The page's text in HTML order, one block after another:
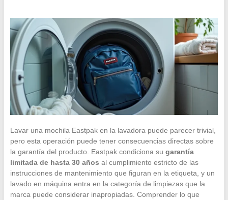
Lavar una mochila Eastpak en la lavadora puede parecer trivial,
pero esta operación puede tener consecuencias directas sobre
la garantía del producto. Eastpak condiciona su garantía
limitada de hasta 30 años al cumplimiento estricto de las
instrucciones de mantenimiento que figuran en la etiqueta, y un
lavado en máquina entra en la categoría de limpiezas que la
marca puede considerar inapropiadas. Comprender lo que